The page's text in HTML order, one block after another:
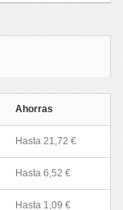
Ahorras
Hasta 21,72 €
Hasta 6,52 €
Hasta 1,09 €